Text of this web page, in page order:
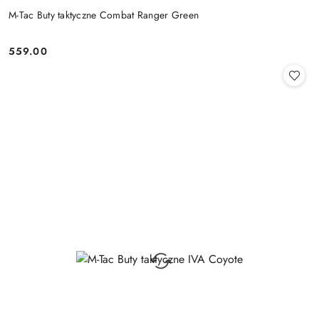
M-Tac Buty taktyczne Combat Ranger Green
Cena:
559.00